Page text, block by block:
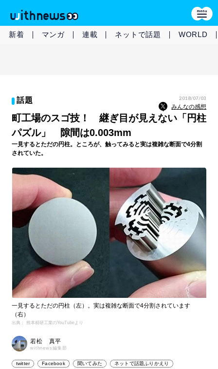
新着 マンガ 連載 ネットで話題 WORLD
話題 2018/07/03
みんなの感想
町工場のスゴ技！ 継ぎ目が見えない「円柱
パズル」 隙間は0.003mm
一見するとただの円柱。ところが、触ってみると実は複雑な断面で4分割
されていた。
一見するとただの円柱（左）。実は複雑な断面で4分割されています
（右）
出典： 熊本精研工業のYouTubeより
若松 真平
withnews編集部
twitter Facebook 聞いてみた ネットで話題ふりかえり